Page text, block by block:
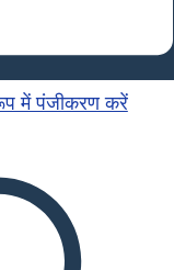
में पंजीकरण करें